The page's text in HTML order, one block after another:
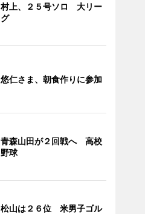
村上、２５号ソロ 大リー
グ
悠仁さま、朝食作りに参加
青森山田が２回戦へ 高校
野球
松山は２６位 米男子ゴル